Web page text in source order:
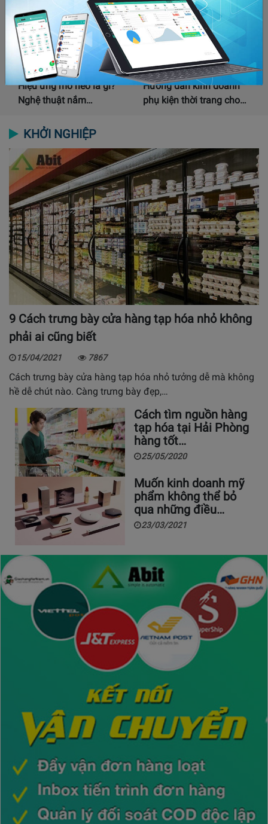
Hiệu ứng mỏ neo là gì?
Nghệ thuật nắm…
Hướng dẫn kinh doanh
phụ kiện thời trang cho…
KHỞI NGHIỆP
9 Cách trưng bày cửa hàng tạp hóa nhỏ không
phải ai cũng biết
15/04/2021 7867
Cách trưng bày cửa hàng tạp hóa nhỏ tưởng dễ mà không
hề dễ chút nào. Càng trưng bày đẹp,…
Cách tìm nguồn hàng
tạp hóa tại Hải Phòng
hàng tốt…
25/05/2020
Muốn kinh doanh mỹ
phẩm không thể bỏ
qua những điều…
23/03/2021